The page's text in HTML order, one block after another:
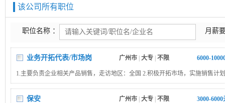
该公司所有职位
职位名称 ： 月薪
业务开拓代表/市场岗 广州市 大专 不限 6000-
1.主要负责企业相关产品销售，走访地区：全国 2.积极开拓市场，实施销售计
访、回访客户 3.负责所属区域的产品宣传、推广和销售 4.稳定合作客户跟进（
保安 广州市 大专 不限 3000-6000